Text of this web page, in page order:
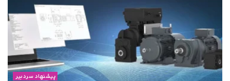
پیشنهاد سردبیر